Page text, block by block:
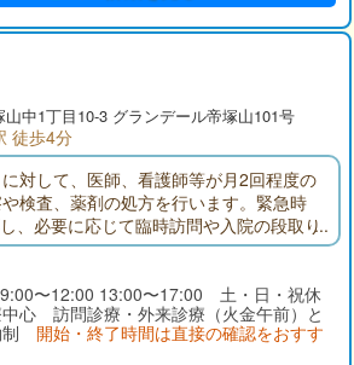
山中1丁目10-3 グランデール帝塚山101号
徒歩4分
対して、医師、看護師等が月2回程度の
検査、薬剤の処方を行います。緊急時
、必要に応じて臨時訪問や入院の段取り
ニックでは、病気だけでなく、患者さ
いを大切にし、普段から関係性を大切
心がけております。
〜12:00 13:00〜17:00 土・日・祝休
心 訪問診療・外来診療（火金午前）と
制 開始・終了時間は直接の確認をおすす